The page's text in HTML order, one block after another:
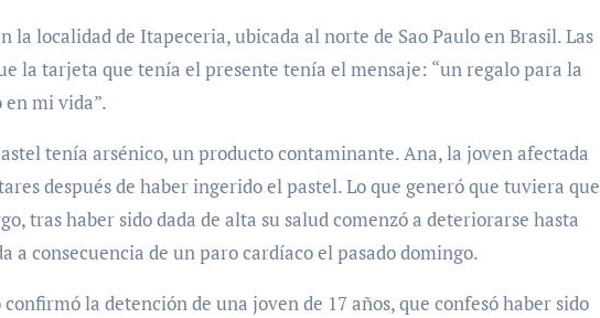
la localidad de Itapeceria, ubicada al norte de Sao Paulo en Brasil. Las
la tarjeta que tenía el presente tenía el mensaje: “un regalo para la
mi vida”.
tenía arsénico, un producto contaminante. Ana, la joven afectada
después de haber ingerido el pastel. Lo que generó que tuviera que
tras haber sido dada de alta su salud comenzó a deteriorarse hasta
a consecuencia de un paro cardíaco el pasado domingo.
la detención de una joven de 17 años, que confesó haber sido